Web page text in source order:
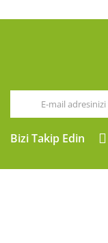
Bizi Takip Edin